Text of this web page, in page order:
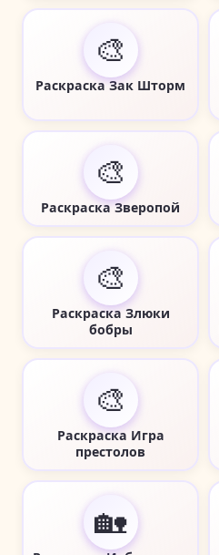
🎨
Раскраска Зак Шторм
🎨
Раскраска Зверопой
🎨
Раскраска Злюки
бобры
🎨
Раскраска Игра
престолов
🏡